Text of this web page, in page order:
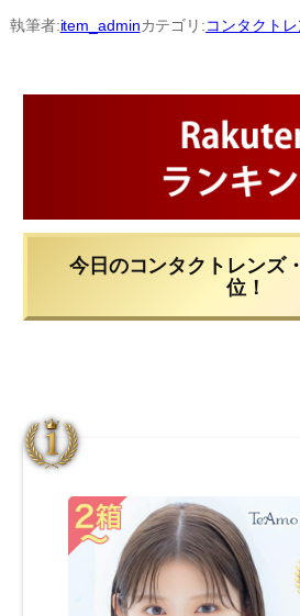
内
容
執筆者:item_adminカテゴリ:コンタクト
今日のコンタクトレンズ
位！